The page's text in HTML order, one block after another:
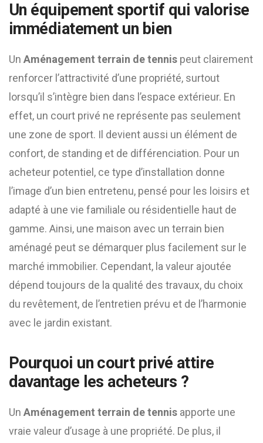
Un équipement sportif qui valorise
immédiatement un bien
Un Aménagement terrain de tennis peut clairement
renforcer l’attractivité d’une propriété, surtout
lorsqu’il s’intègre bien dans l’espace extérieur. En
effet, un court privé ne représente pas seulement
une zone de sport. Il devient aussi un élément de
confort, de standing et de différenciation. Pour un
acheteur potentiel, ce type d’installation donne
l’image d’un bien entretenu, pensé pour les loisirs et
adapté à une vie familiale ou résidentielle haut de
gamme. Ainsi, une maison avec un terrain bien
aménagé peut se démarquer plus facilement sur le
marché immobilier. Cependant, la valeur ajoutée
dépend toujours de la qualité des travaux, du choix
du revêtement, de l’entretien prévu et de l’harmonie
avec le jardin existant.
Pourquoi un court privé attire
davantage les acheteurs ?
Un Aménagement terrain de tennis apporte une
vraie valeur d’usage à une propriété. De plus, il